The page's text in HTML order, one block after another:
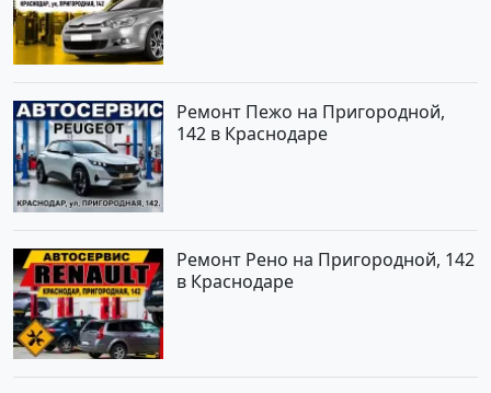
Ремонт Пежо на Пригородной,
142 в Краснодаре
Ремонт Рено на Пригородной, 142
в Краснодаре